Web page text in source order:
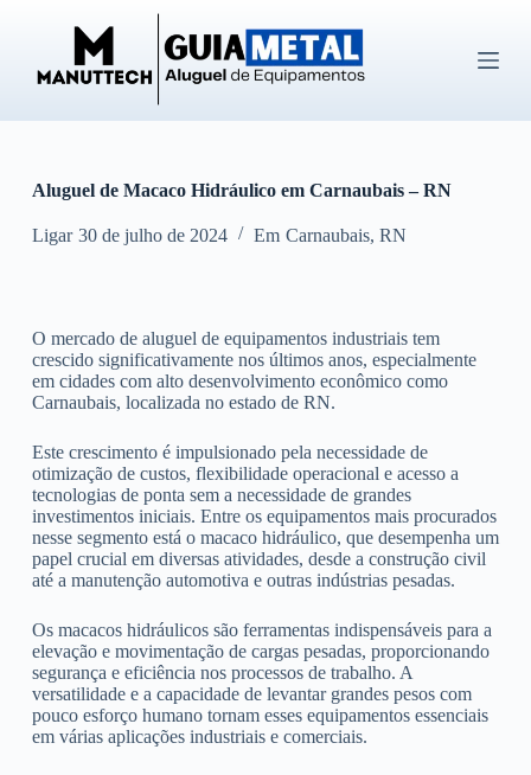
ú
d
o
Aluguel de Macaco Hidráulico em Carnaubais – RN
Ligar 30 de julho de 2024 Em Carnaubais, RN
O mercado de aluguel de equipamentos industriais tem
crescido significativamente nos últimos anos, especialmente
em cidades com alto desenvolvimento econômico como
Carnaubais, localizada no estado de RN.
Este crescimento é impulsionado pela necessidade de
otimização de custos, flexibilidade operacional e acesso a
tecnologias de ponta sem a necessidade de grandes
investimentos iniciais. Entre os equipamentos mais procurados
nesse segmento está o macaco hidráulico, que desempenha um
papel crucial em diversas atividades, desde a construção civil
até a manutenção automotiva e outras indústrias pesadas.
Os macacos hidráulicos são ferramentas indispensáveis para a
elevação e movimentação de cargas pesadas, proporcionando
segurança e eficiência nos processos de trabalho. A
versatilidade e a capacidade de levantar grandes pesos com
pouco esforço humano tornam esses equipamentos essenciais
em várias aplicações industriais e comerciais.